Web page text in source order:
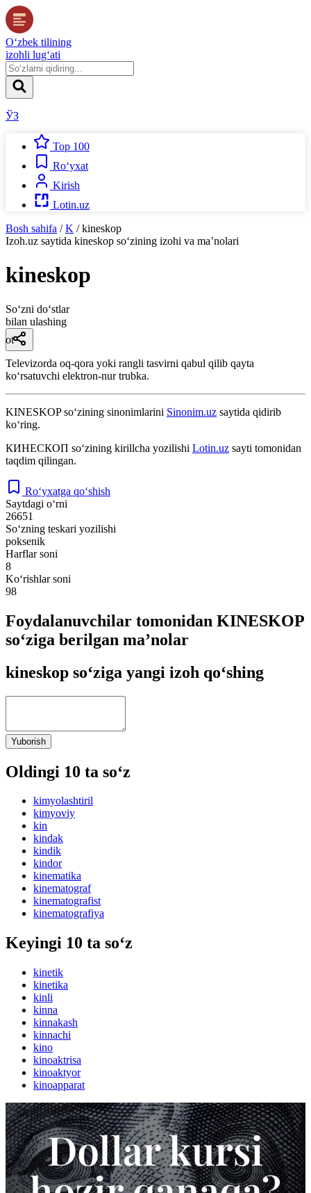
O‘zbek tilining
izohli lug‘ati
ЎЗ
Top 100
Ro‘yxat
Kirish
Lotin.uz
Bosh sahifa / K / kineskop
Izoh.uz saytida kineskop so‘zining izohi va ma’nolari
kineskop
So‘zni do‘stlar
bilan ulashing
ot
Televizorda oq-qora yoki rangli tasvirni qabul qilib qayta
koʻrsatuvchi elektron-nur trubka.
KINESKOPso‘zining sinonimlarini Sinonim.uz saytida qidirib
ko‘ring.
КИНЕСКОП so‘zining kirillcha yozilishi Lotin.uz sayti tomonidan
taqdim qilingan.
Ro‘yxatga qo‘shish
Saytdagi o‘rni
26651
So‘zning teskari yozilishi
poksenik
Harflar soni
8
Ko‘rishlar soni
98
Foydalanuvchilar tomonidan KINESKOP
so‘ziga berilgan ma’nolar
kineskop so‘ziga yangi izoh qo‘shing
Yuborish
Oldingi 10 ta so‘z
kimyolashtiril
kimyoviy
kin
kindak
kindik
kindor
kinematika
kinematograf
kinematografist
kinematografiya
Keyingi 10 ta so‘z
kinetik
kinetika
kinli
kinna
kinnakash
kinnachi
kino
kinoaktrisa
kinoaktyor
kinoapparat